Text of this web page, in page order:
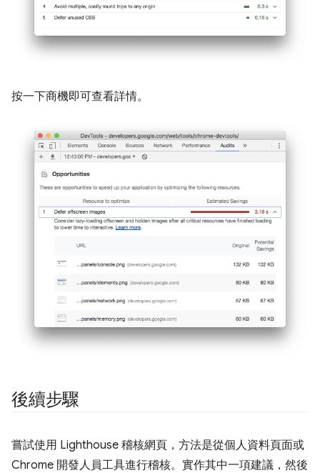
按一下商機即可查看詳情。
後續步驟
嘗試使用 Lighthouse 稽核網頁，方法是從個人資料頁面或
Chrome 開發人員工具進行稽核。實作其中一項建議，然後